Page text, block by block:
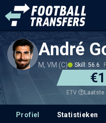
André
M, VM (C) Skill: 56.6
ETV Laatste
Profiel Statistieken